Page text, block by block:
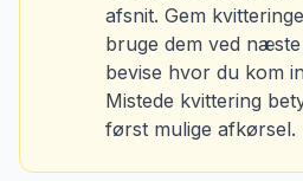
afsnit. Gem
bruge dem ved
bevise hvor du kom
Mistede kvittering
først mulige afkørsel.